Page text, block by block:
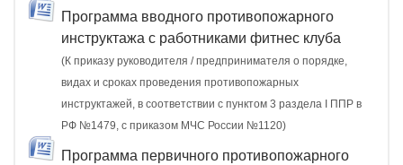
Программа вводного противопожарного
инструктажа с работниками фитнес клуба
(К приказу руководителя / предпринимателя о порядке,
видах и сроках проведения противопожарных
инструктажей, в соответствии с пунктом 3 раздела I ППР в
РФ №1479, с приказом МЧС России №1120)
Программа первичного противопожарного